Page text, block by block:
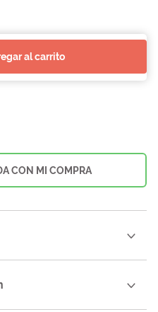
al carrito
CON MI COMPRA